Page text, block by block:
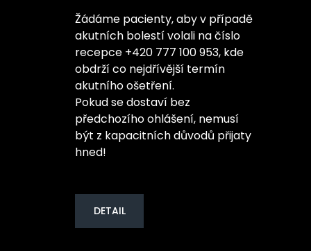
Žádáme pacienty, aby v případě
akutních bolestí volali na číslo
recepce +420 777 100 953, kde
obdrží co nejdřívější termín
akutního ošetření.
Pokud se dostaví bez
předchozího ohlášení, nemusí
být z kapacitních důvodů přijaty
hned!
DETAIL